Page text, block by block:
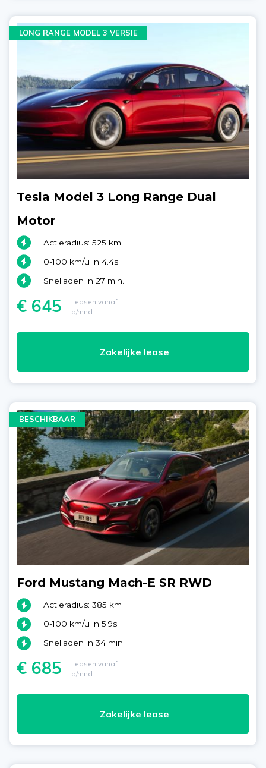
LONG RANGE MODEL 3 VERSIE
Tesla Model 3 Long Range Dual
Motor
Actieradius: 525 km
0-100 km/u in 4.4s
Snelladen in 27 min.
€ 645
Leasen vanaf
p/mnd
Zakelijke lease
BESCHIKBAAR
Ford Mustang Mach-E SR RWD
Actieradius: 385 km
0-100 km/u in 5.9s
Snelladen in 34 min.
€ 685
Leasen vanaf
p/mnd
Zakelijke lease